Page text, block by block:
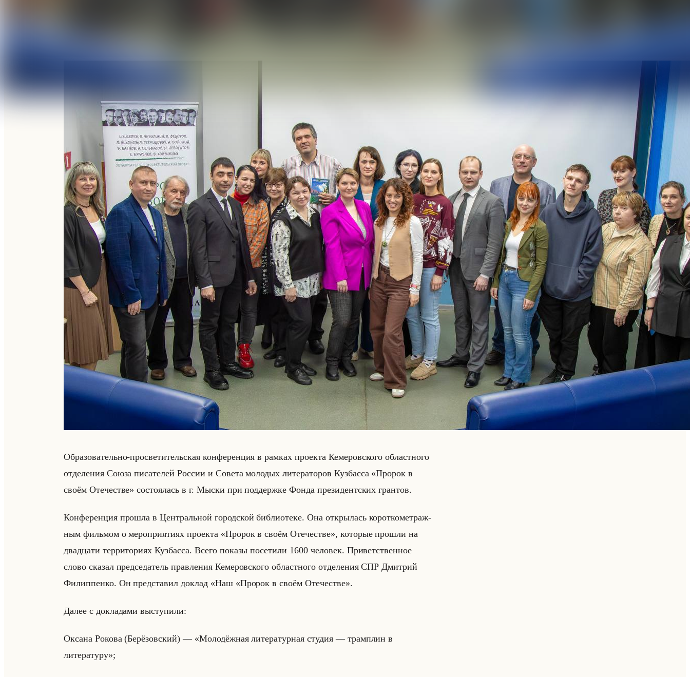
Об­ра­зо­ва­тельно-про­све­ти­тельская кон­фе­рен­ция в рам­ках про­ек­та Ке­ме­ров­ско­го об­ласт­но­го
от­де­ле­ния Союза пи­са­те­лей Рос­сии и Со­ве­та мо­ло­дых ли­те­ра­то­ров Куз­бас­са «Пророк в
своём Отечестве» со­сто­ялась в г. Мыски при под­держ­ке Фонда пре­зи­дент­ских гран­тов.
Кон­фе­рен­ция про­шла в Цен­тральной го­род­ской биб­лио­те­ке. Она от­кры­лась ко­рот­ко­мет­раж­
ным фильмом о ме­ро­при­яти­ях про­ек­та «Пророк в своём Отечестве», ко­то­рые про­шли на
два­дца­ти тер­ри­то­ри­ях Куз­бас­са. Всего по­ка­зы по­се­ти­ли 1600 че­ло­век. При­вет­ствен­ное
слово ска­зал пред­се­да­тель прав­ле­ния Ке­ме­ров­ско­го об­ласт­но­го от­де­ле­ния СПР Дмит­рий
Фи­лип­пен­ко. Он пред­ста­вил до­клад «Наш «Пророк в своём Отечестве».
Далее с до­кла­да­ми вы­сту­пи­ли:
Ок­са­на Ро­ко­ва (Бе­рё­зов­ский) — «Молодёжная литературная студия — трамплин в
литературу»;